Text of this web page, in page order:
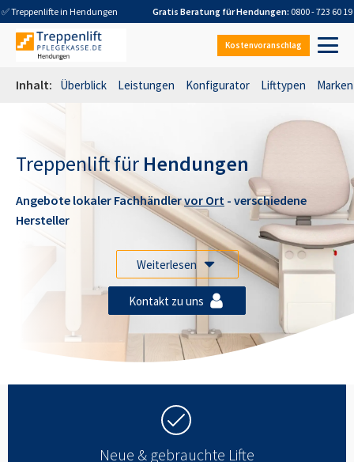
✅ Treppenlifte in Hendungen Gratis Beratung fürHendungen: 0800 - 723 60 19
Kostenvoranschlag
Inhalt: Überblick Leistungen Konfigurator Lifttypen Marken
Treppenlift für Hendungen
Angebote lokaler Fachhändlervor Ort - verschiedene
Hersteller
Weiterlesen
Kontakt zu uns
Neue & gebrauchte Lifte